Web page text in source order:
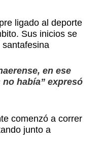
ligado al deporte
Sus inicios se
en ese
había” expresó
comenzó a correr
junto a